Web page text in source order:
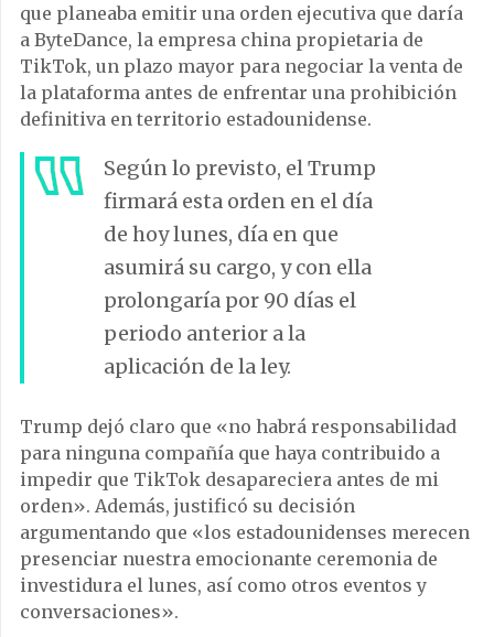
que planeaba emitir una orden ejecutiva que daría
a ByteDance, la empresa china propietaria de
TikTok, un plazo mayor para negociar la venta de
la plataforma antes de enfrentar una prohibición
definitiva en territorio estadounidense.
Según lo previsto, el Trump
firmará esta orden en el día
de hoy lunes, día en que
asumirá su cargo, y con ella
prolongaría por 90 días el
periodo anterior a la
aplicación de la ley.
Trump dejó claro que «no habrá responsabilidad
para ninguna compañía que haya contribuido a
impedir que TikTok desapareciera antes de mi
orden». Además, justificó su decisión
argumentando que «los estadounidenses merecen
presenciar nuestra emocionante ceremonia de
investidura el lunes, así como otros eventos y
conversaciones».